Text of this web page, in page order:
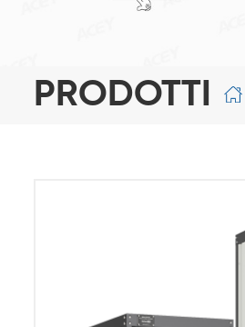
PRODOTTI